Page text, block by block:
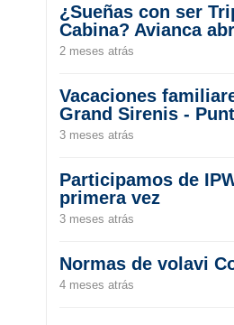
¿Sueñas con ser
Cabina? Avianca
2 meses atrás
Vacaciones
Grand Sirenis -
3 meses atrás
Participamos de
primera vez
3 meses atrás
Normas de volavi
4 meses atrás